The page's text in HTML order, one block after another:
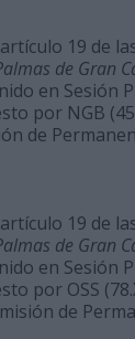
19 de
de Gran
en Sesión
por NGB
de
19 de
de Gran
en Sesión
por OSS
de